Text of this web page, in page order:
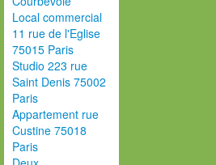
Local commercial
11 rue de l'Eglise
75015 Paris
Studio 223 rue
Saint Denis 75002
Paris
Appartement rue
Custine 75018
Paris